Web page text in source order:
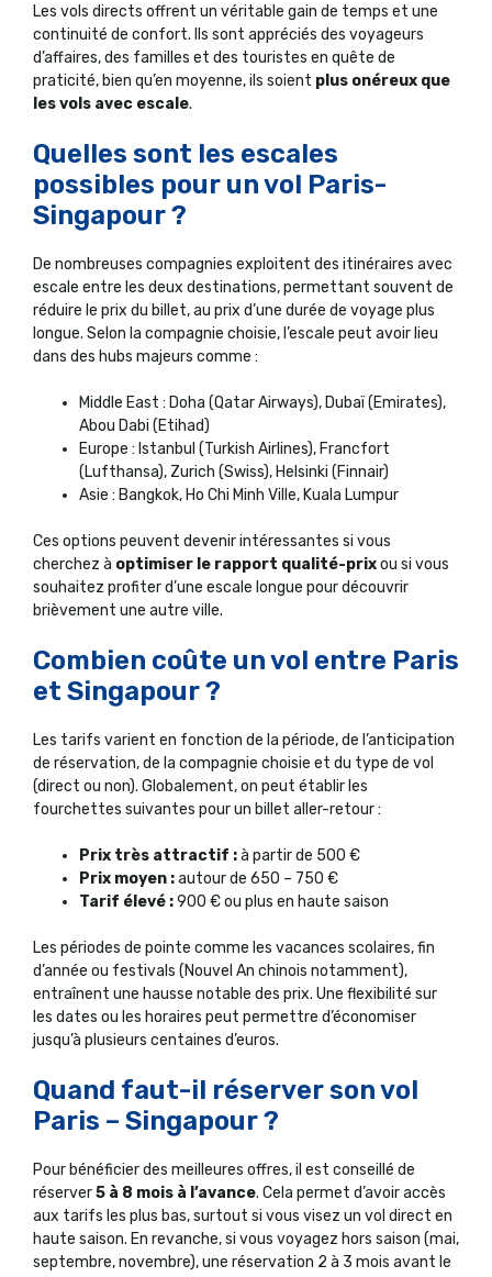
Les vols directs offrent un véritable gain de temps et une
continuité de confort. Ils sont appréciés des voyageurs
d’affaires, des familles et des touristes en quête de
praticité, bien qu’en moyenne, ils soient plus onéreux que
les vols avec escale.
Quelles sont les escales
possibles pour un vol Paris-
Singapour ?
De nombreuses compagnies exploitent des itinéraires avec
escale entre les deux destinations, permettant souvent de
réduire le prix du billet, au prix d’une durée de voyage plus
longue. Selon la compagnie choisie, l’escale peut avoir lieu
dans des hubs majeurs comme :
Middle East : Doha (Qatar Airways), Dubaï (Emirates),
Abou Dabi (Etihad)
Europe : Istanbul (Turkish Airlines), Francfort
(Lufthansa), Zurich (Swiss), Helsinki (Finnair)
Asie : Bangkok, Ho Chi Minh Ville, Kuala Lumpur
Ces options peuvent devenir intéressantes si vous
cherchez à optimiser le rapport qualité-prixou si vous
souhaitez profiter d’une escale longue pour découvrir
brièvement une autre ville.
Combien coûte un vol entre Paris
et Singapour ?
Les tarifs varient en fonction de la période, de l’anticipation
de réservation, de la compagnie choisie et du type de vol
(direct ou non). Globalement, on peut établir les
fourchettes suivantes pour un billet aller-retour :
Prix très attractif :à partir de 500 €
Prix moyen :autour de 650 – 750 €
Tarif élevé :900 € ou plus en haute saison
Les périodes de pointe comme les vacances scolaires, fin
d’année ou festivals (Nouvel An chinois notamment),
entraînent une hausse notable des prix. Une flexibilité sur
les dates ou les horaires peut permettre d’économiser
jusqu’à plusieurs centaines d’euros.
Quand faut-il réserver son vol
Paris – Singapour ?
Pour bénéficier des meilleures offres, il est conseillé de
réserver5 à 8 mois à l’avance. Cela permet d’avoir accès
aux tarifs les plus bas, surtout si vous visez un vol direct en
haute saison. En revanche, si vous voyagez hors saison (mai,
septembre, novembre), une réservation 2 à 3 mois avant le